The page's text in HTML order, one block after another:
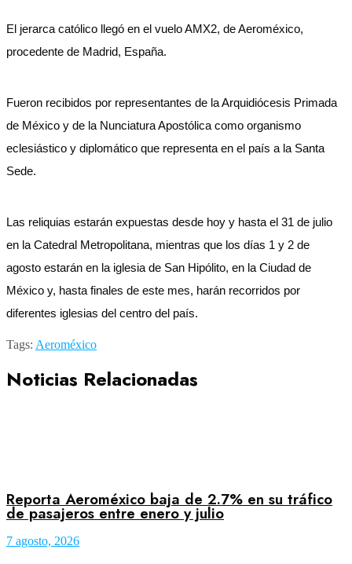
El jerarca católico llegó en el vuelo AMX2, de Aeroméxico,
procedente de Madrid, España.
Fueron recibidos por representantes de la Arquidiócesis Primada
de México y de la Nunciatura Apostólica como organismo
eclesiástico y diplomático que representa en el país a la Santa
Sede.
Las reliquias estarán expuestas desde hoy y hasta el 31 de julio
en la Catedral Metropolitana, mientras que los días 1 y 2 de
agosto estarán en la iglesia de San Hipólito, en la Ciudad de
México y, hasta finales de este mes, harán recorridos por
diferentes iglesias del centro del país.
Tags: Aeroméxico
Noticias Relacionadas
Reporta Aeroméxico baja de 2.7% en su tráfico
de pasajeros entre enero y julio
7 agosto, 2026